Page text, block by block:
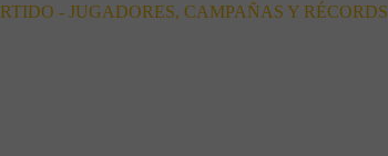
- JUGADORES, CAMPAÑAS Y RÉCORDS